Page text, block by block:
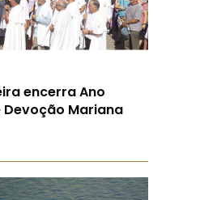
encerra Ano
Mariana